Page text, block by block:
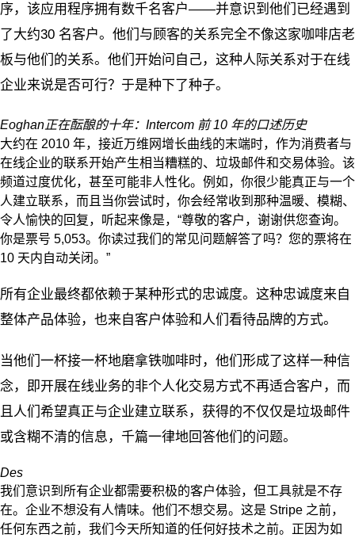
序，该应用程序拥有数千名客户——并意识到他们已经遇到
了大约30 名客户。他们与顾客的关系完全不像这家咖啡店老
板与他们的关系。他们开始问自己，这种人际关系对于在线
企业来说是否可行？于是种下了种子。
Eoghan正在酝酿的十年：Intercom 前 10 年的口述历史
大约在 2010 年，接近万维网增长曲线的末端时，作为消费者与
在线企业的联系开始产生相当糟糕的、垃圾邮件和交易体验。该
频道过度优化，甚至可能非人性化。例如，你很少能真正与一个
人建立联系，而且当你尝试时，你会经常收到那种温暖、模糊、
令人愉快的回复，听起来像是，“尊敬的客户，谢谢供您查询。
你是票号 5,053。你读过我们的常见问题解答了吗？您的票将在
10 天内自动关闭。”
所有企业最终都依赖于某种形式的忠诚度。这种忠诚度来自
整体产品体验，也来自客户体验和人们看待品牌的方式。
当他们一杯接一杯地磨拿铁咖啡时，他们形成了这样一种信
念，即开展在线业务的非个人化交易方式不再适合客户，而
且人们希望真正与企业建立联系，获得的不仅仅是垃圾邮件
或含糊不清的信息，千篇一律地回答他们的问题。
Des
我们意识到所有企业都需要积极的客户体验，但工具就是不存
在。企业不想没有人情味。他们不想交易。这是 Stripe 之前，
任何东西之前，我们今天所知道的任何好技术之前。正因为如